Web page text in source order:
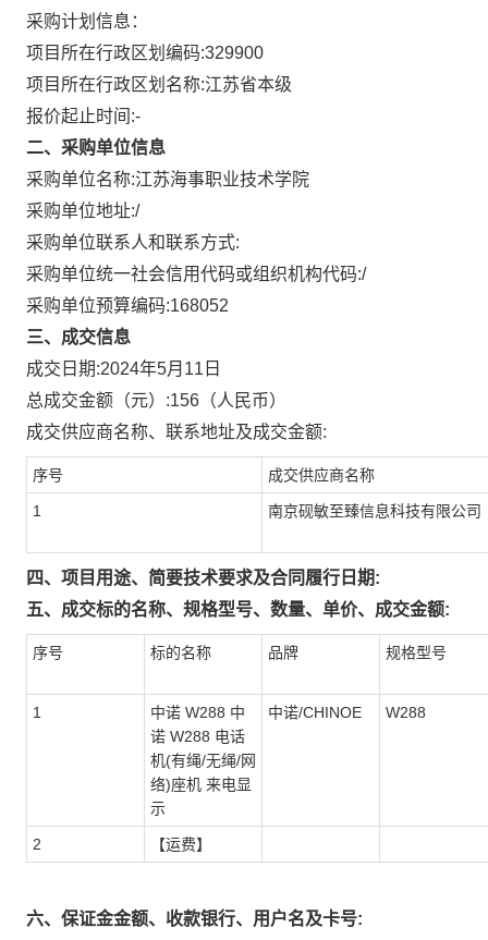
采购计划信息：
项目所在行政区划编码:329900
项目所在行政区划名称:江苏省本级
报价起止时间:-
二、采购单位信息
采购单位名称:江苏海事职业技术学院
采购单位地址:/
采购单位联系人和联系方式:
采购单位统一社会信用代码或组织机构代码:/
采购单位预算编码:168052
三、成交信息
成交日期:2024年5月11日
总成交金额（元）:156 （人民币）
成交供应商名称、联系地址及成交金额:
序号 成交供应商名称
1 南京砚敏至臻信息科技有限公司
四、项目用途、简要技术要求及合同履行日期:
五、成交标的名称、规格型号、数量、单价、成交金额:
序号 标的名称 品牌 规格型号
1
中诺 W288 中
诺 W288 电话
机(有绳/无绳/网
络)座机 来电显
示
中诺/CHINOE W288
2 【运费】
六、保证金金额、收款银行、用户名及卡号: